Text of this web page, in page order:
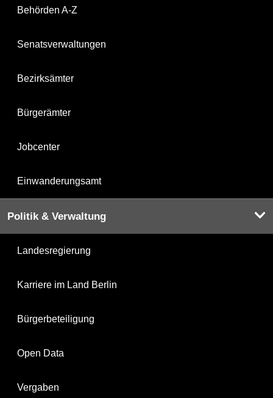
Behörden A-Z
Senatsverwaltungen
Bezirksämter
Bürgerämter
Jobcenter
Einwanderungsamt
Politik & Verwaltung
Landesregierung
Karriere im Land Berlin
Bürgerbeteiligung
Open Data
Vergaben